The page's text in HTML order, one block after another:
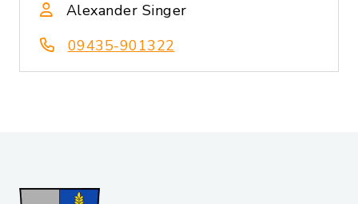
Alexander Singer
09435-901322